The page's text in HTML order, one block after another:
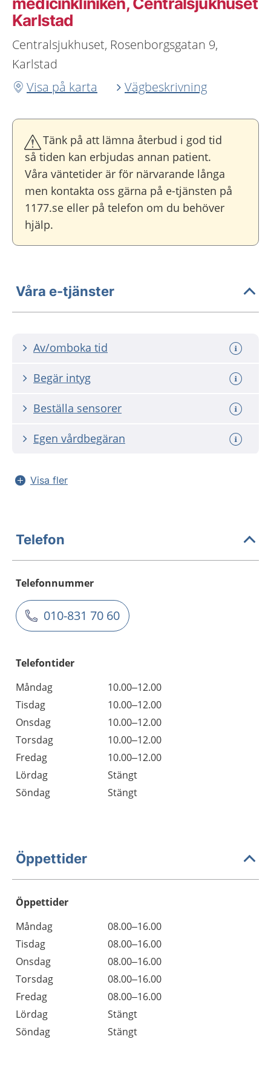
Karlstad
Centralsjukhuset, Rosenborgsgatan 9,
Karlstad
Visa på karta
Vägbeskrivning
Tänk på att lämna återbud i god tid
så tiden kan erbjudas annan patient.
Våra väntetider är för närvarande långa
men kontakta oss gärna på e-tjänsten på
1177.se eller på telefon om du behöver
hjälp.
Våra e-tjänster
Av/omboka tid
Begär intyg
Beställa sensorer
Egen vårdbegäran
Visa fler
Telefon
Telefonnummer
010-831 70 60
Telefontider
Måndag
10.00–12.00
Tisdag
10.00–12.00
Onsdag
10.00–12.00
Torsdag
10.00–12.00
Fredag
10.00–12.00
Lördag
Stängt
Söndag
Stängt
Öppettider
Öppettider
Dag
Öppettider
Kommentarer
Måndag
08.00–16.00
Tisdag
08.00–16.00
Onsdag
08.00–16.00
Torsdag
08.00–16.00
Fredag
08.00–16.00
Lördag
Stängt
Söndag
Stängt